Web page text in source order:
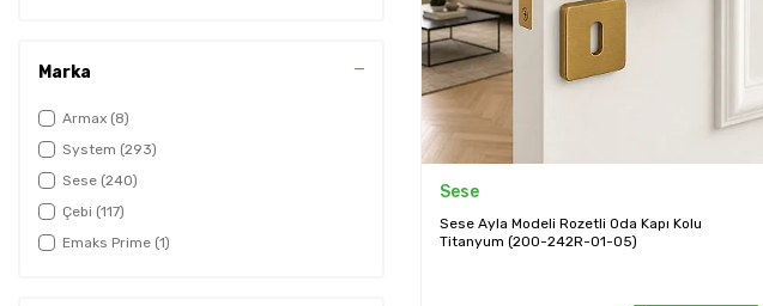
Marka
Armax (8)
System (293)
Sese (240)
Çebi (117)
Emaks Prime (1)
Sese
Sese Ayla Modeli Rozetli Oda Kapı Kolu
Titanyum (200-242R-01-05)